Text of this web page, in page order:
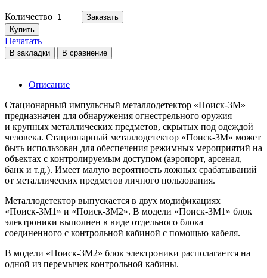
Количество
Заказать
Купить
Печатать
В закладки В сравнение
Описание
Стационарный импульсный металлодетектор «Поиск-3М»
предназначен для обнаружения огнестрельного оружия
и крупных металлических предметов, скрытых под одеждой
человека. Стационарный металлодетектор «Поиск-3М» может
быть использован для обеспечения режимных мероприятий на
объектах с контролируемым доступом (аэропорт, арсенал,
банк и т.д.). Имеет малую вероятность ложных срабатываний
от металлических предметов личного пользования.
Металлодетектор выпускается в двух модификациях
«Поиск-3М1» и «Поиск-3М2». В модели «Поиск-3М1» блок
электроники выполнен в виде отдельного блока
соединенного с контрольной кабиной с помощью кабеля.
В модели «Поиск-3М2» блок электроники располагается на
одной из перемычек контрольной кабины.